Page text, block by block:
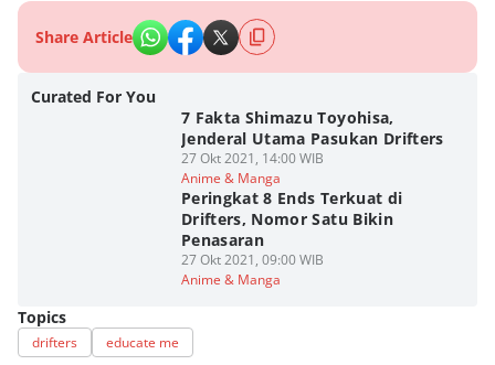
Share Article
Curated For You
7 Fakta Shimazu Toyohisa,
Jenderal Utama Pasukan Drifters
27 Okt 2021, 14:00 WIB
Anime & Manga
Peringkat 8 Ends Terkuat di
Drifters, Nomor Satu Bikin
Penasaran
27 Okt 2021, 09:00 WIB
Anime & Manga
Topics
drifters educate me